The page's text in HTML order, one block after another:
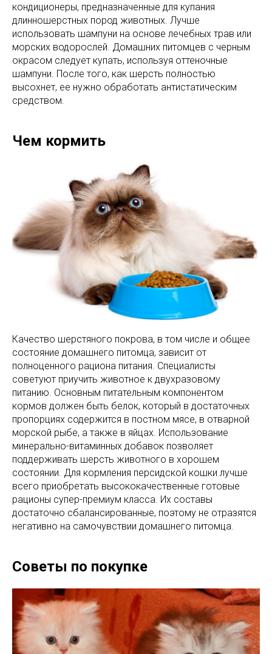
кондиционеры, предназначенные для купания
длинношерстных пород животных. Лучше
использовать шампуни на основе лечебных трав или
морских водорослей. Домашних питомцев с черным
окрасом следует купать, используя оттеночные
шампуни. После того, как шерсть полностью
высохнет, ее нужно обработать антистатическим
средством.
Чем кормить
Качество шерстяного покрова, в том числе и общее
состояние домашнего питомца, зависит от
полноценного рациона питания. Специалисты
советуют приучить животное к двухразовому
питанию. Основным питательным компонентом
кормов должен быть белок, который в достаточных
пропорциях содержится в постном мясе, в отварной
морской рыбе, а также в яйцах. Использование
минерально-витаминных добавок позволяет
поддерживать шерсть животного в хорошем
состоянии. Для кормления персидской кошки лучше
всего приобретать высококачественные готовые
рационы супер-премиум класса. Их составы
достаточно сбалансированные, поэтому не отразятся
негативно на самочувствии домашнего питомца.
Советы по покупке